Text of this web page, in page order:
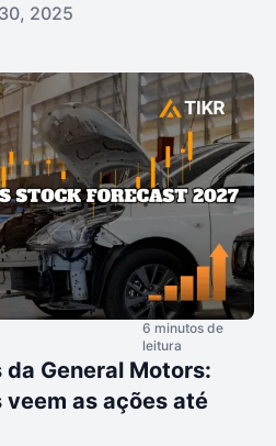
2025
6 minutos de
leitura
General Motors:
veem as ações até